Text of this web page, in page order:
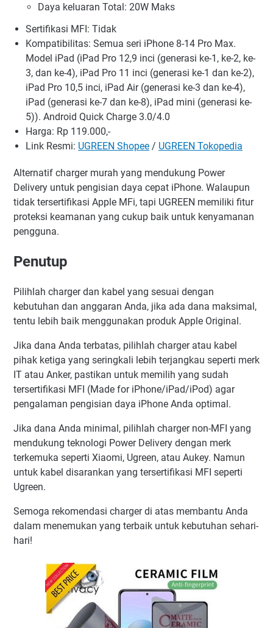
Daya keluaran Total: 20W Maks
Sertifikasi MFI: Tidak
Kompatibilitas: Semua seri iPhone 8-14 Pro Max.
Model iPad (iPad Pro 12,9 inci (generasi ke-1, ke-2, ke-
3, dan ke-4), iPad Pro 11 inci (generasi ke-1 dan ke-2),
iPad Pro 10,5 inci, iPad Air (generasi ke-3 dan ke-4),
iPad (generasi ke-7 dan ke-8), iPad mini (generasi ke-
5)). Android Quick Charge 3.0/4.0
Harga: Rp 119.000,-
Link Resmi: UGREEN Shopee / UGREEN Tokopedia
Alternatif charger murah yang mendukung Power
Delivery untuk pengisian daya cepat iPhone. Walaupun
tidak tersertifikasi Apple MFi, tapi UGREEN memiliki fitur
proteksi keamanan yang cukup baik untuk kenyamanan
pengguna.
Penutup
Pilihlah charger dan kabel yang sesuai dengan
kebutuhan dan anggaran Anda, jika ada dana maksimal,
tentu lebih baik menggunakan produk Apple Original.
Jika dana Anda terbatas, pilihlah charger atau kabel
pihak ketiga yang seringkali lebih terjangkau seperti merk
IT atau Anker, pastikan untuk memilih yang sudah
tersertifikasi MFI (Made for iPhone/iPad/iPod) agar
pengalaman pengisian daya iPhone Anda optimal.
Jika dana Anda minimal, pilihlah charger non-MFI yang
mendukung teknologi Power Delivery dengan merk
terkemuka seperti Xiaomi, Ugreen, atau Aukey. Namun
untuk kabel disarankan yang tersertifikasi MFI seperti
Ugreen.
Semoga rekomendasi charger di atas membantu Anda
dalam menemukan yang terbaik untuk kebutuhan sehari-
hari!